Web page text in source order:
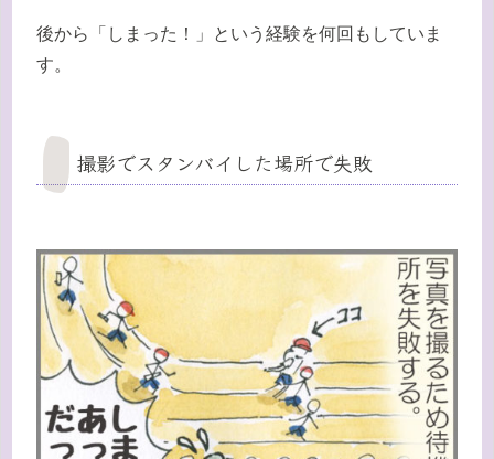
後から「しまった！」という経験を何回もしていま
す。
撮影でスタンバイした場所で失敗